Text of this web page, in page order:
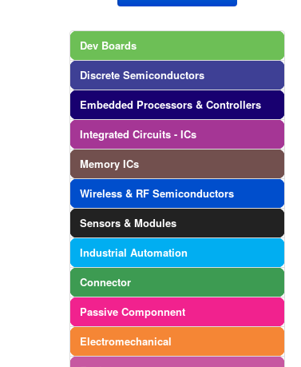
Dev Boards
Discrete Semiconductors
Embedded Processors & Controllers
Integrated Circuits - ICs
Memory ICs
Wireless & RF Semiconductors
Sensors & Modules
Industrial Automation
Connector
Passive Componnent
Electromechanical